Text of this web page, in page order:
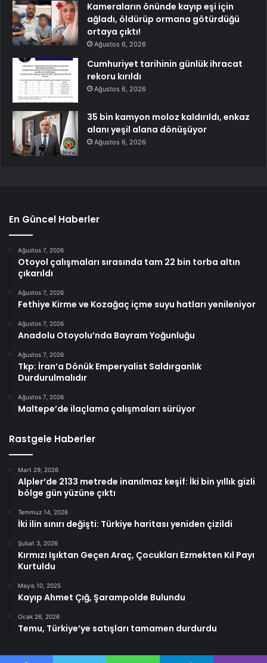
Kameraların önünde kayıp eşi için
ağladı, öldürüp ormana götürdüğü
ortaya çıktı!
Ağustos 6, 2026
Cumhuriyet tarihinin günlük ihracat
rekoru kırıldı
Ağustos 6, 2026
35 bin kamyon moloz kaldırıldı, enkaz
alanı yeşil alana dönüşüyor
Ağustos 6, 2026
En Güncel Haberler
Ağustos 7, 2026
Otoyol çalışmaları sırasında tam 22 bin torba altın
çıkarıldı
Ağustos 7, 2026
Fethiye Kirme ve Kozağaç içme suyu hatları yenileniyor
Ağustos 7, 2026
Anadolu Otoyolu’nda Bayram Yoğunluğu
Ağustos 7, 2026
Tkp: İran’a Dönük Emperyalist Saldırganlık
Durdurulmalıdır
Ağustos 7, 2026
Maltepe’de ilaçlama çalışmaları sürüyor
Rastgele Haberler
Mart 29, 2026
Alpler’de 2133 metrede inanılmaz keşif: İki bin yıllık gizli
bölge gün yüzüne çıktı
Temmuz 14, 2026
İki ilin sınırı değişti: Türkiye haritası yeniden çizildi
Şubat 3, 2026
Kırmızı Işıktan Geçen Araç, Çocukları Ezmekten Kıl Payı
Kurtuldu
Mayıs 10, 2025
Kayıp Ahmet Çığ, Şarampolde Bulundu
Ocak 26, 2026
Temu, Türkiye’ye satışları tamamen durdurdu